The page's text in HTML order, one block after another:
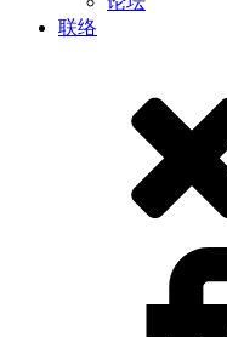
联络